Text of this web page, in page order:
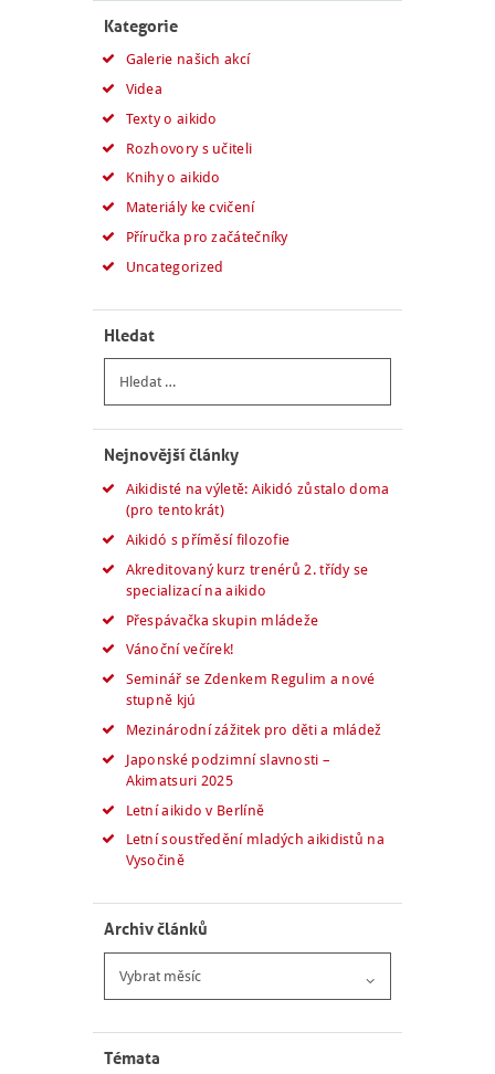
Kategorie
Galerie našich akcí
Videa
Texty o aikido
Rozhovory s učiteli
Knihy o aikido
Materiály ke cvičení
Příručka pro začátečníky
Uncategorized
Hledat
Nejnovější články
Aikidisté na výletě: Aikidó zůstalo doma
(pro tentokrát)
Aikidó s příměsí filozofie
Akreditovaný kurz trenérů 2. třídy se
specializací na aikido
Přespávačka skupin mládeže
Vánoční večírek!
Seminář se Zdenkem Regulim a nové
stupně kjú
Mezinárodní zážitek pro děti a mládež
Japonské podzimní slavnosti –
Akimatsuri 2025
Letní aikido v Berlíně
Letní soustředění mladých aikidistů na
Vysočině
Archiv článků
článků
Témata